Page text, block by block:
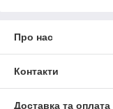
Про нас
Контакти
Доставка та оплата